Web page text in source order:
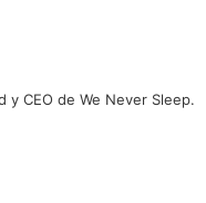
CEO de We Never Sleep.